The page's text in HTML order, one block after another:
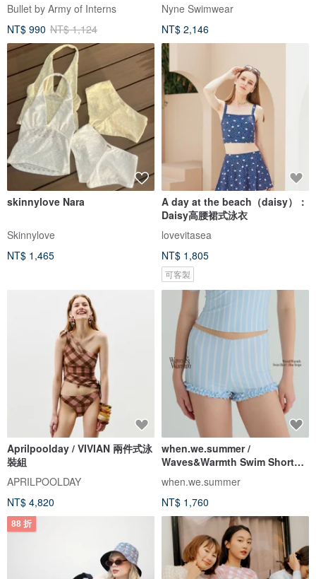
Bullet by Army of Interns
NT$ 990 NT$ 1,124
Nyne Swimwear
NT$ 2,146
skinnylove Nara
Skinnylove
NT$ 1,465
A day at the beach（daisy）：
Daisy高腰裙式泳衣
lovevitasea
NT$ 1,805
可客製
Aprilpoolday / VIVIAN 兩件式泳
裝組
APRILPOOLDAY
NT$ 4,820
when.we.summer /
Waves&Warmth Swim Short
(僅褲裝)
when.we.summer
NT$ 1,760
88 折